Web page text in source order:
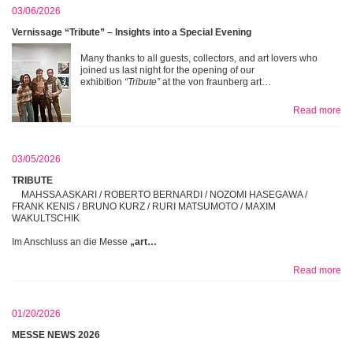
03/06/2026
Vernissage “Tribute” – Insights into a Special Evening
Many thanks to all guests, collectors, and art lovers who
joined us last night for the opening of our
exhibition “Tribute”at the von fraunberg art…
Read more
03/05/2026
TRIBUTE
MAHSSA ASKARI / ROBERTO BERNARDI / NOZOMI HASEGAWA /
FRANK KENIS / BRUNO KURZ / RURI MATSUMOTO / MAXIM
WAKULTSCHIK
Im Anschluss an die Messe „art…
Read more
01/20/2026
MESSE NEWS 2026